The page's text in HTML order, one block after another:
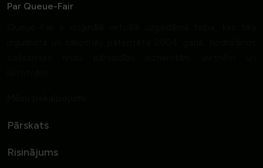
Par Queue-Fair
Pārskats
Risinājums